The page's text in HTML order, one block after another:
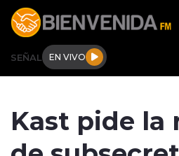
Click acá para ir directamente
SEÑAL EN VIVO
Actualidad
Kast pide la